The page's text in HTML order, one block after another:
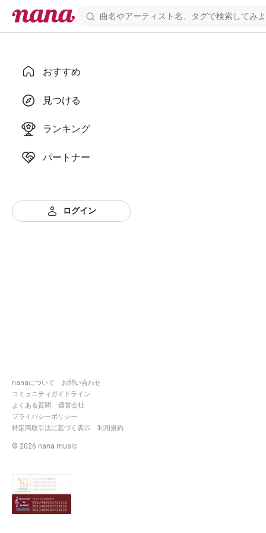
おすすめ
見つける
ランキング
パートナー
ログイン
nanaについて
お問い合わせ
コミュニティガイドライン
よくある質問
運営会社
プライバシーポリシー
特定商取引法に基づく表示
利用規約
© 2026 nana music